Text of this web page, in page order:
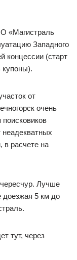
«Магистраль
Западного
концессии (старт
купоны).
от
очень
в расчете на
Лучше
доезжая 5 км до
тут, через